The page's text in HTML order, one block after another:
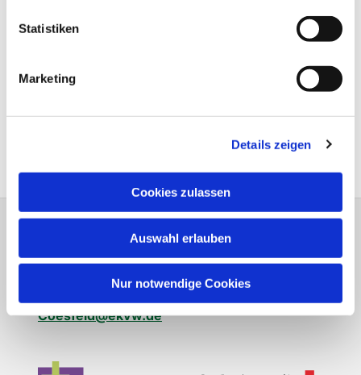
Statistiken
Marketing
Details zeigen
Cookies zulassen
Auswahl erlauben
Nur notwendige Cookies
Evangelische Kirchengemeinde Coesfeld
Bernhard-von-Galen-Straße 25 48653
Coesfeld@ekvw.de